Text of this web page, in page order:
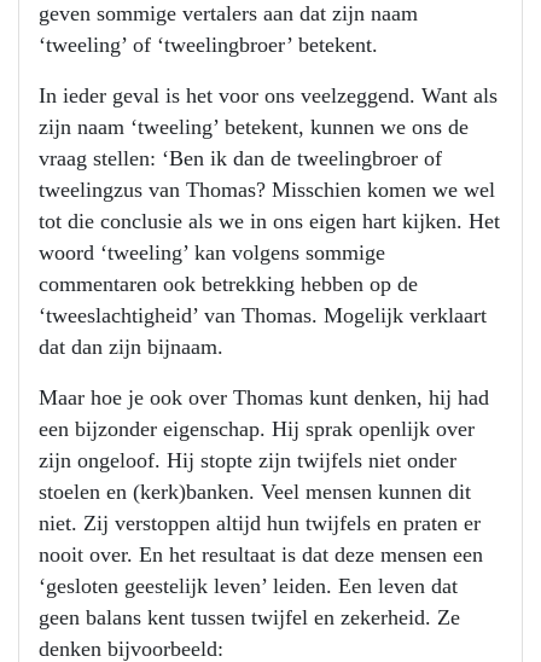
geven sommige vertalers aan dat zijn naam
‘tweeling’ of ‘tweelingbroer’ betekent.
In ieder geval is het voor ons veelzeggend. Want als
zijn naam ‘tweeling’ betekent, kunnen we ons de
vraag stellen: ‘Ben ik dan de tweelingbroer of
tweelingzus van Thomas? Misschien komen we wel
tot die conclusie als we in ons eigen hart kijken. Het
woord ‘tweeling’ kan volgens sommige
commentaren ook betrekking hebben op de
‘tweeslachtigheid’ van Thomas. Mogelijk verklaart
dat dan zijn bijnaam.
Maar hoe je ook over Thomas kunt denken, hij had
een bijzonder eigenschap. Hij sprak openlijk over
zijn ongeloof. Hij stopte zijn twijfels niet onder
stoelen en (kerk)banken. Veel mensen kunnen dit
niet. Zij verstoppen altijd hun twijfels en praten er
nooit over. En het resultaat is dat deze mensen een
‘gesloten geestelijk leven’ leiden. Een leven dat
geen balans kent tussen twijfel en zekerheid. Ze
denken bijvoorbeeld: